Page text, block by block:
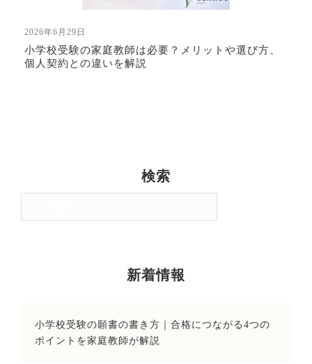
2026年6月29日
小学校受験の家庭教師は必要？メリットや選び方、
個人契約との違いを解説
検索
索:
新着情報
小学校受験の願書の書き方｜合格につながる4つの
ポイントを家庭教師が解説